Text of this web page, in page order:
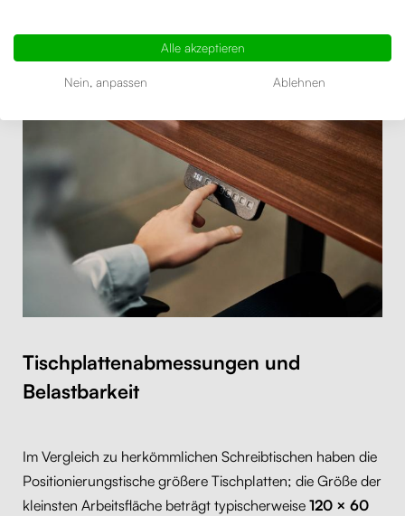
oder weiterer Sachschäden.
Tischplattenabmessungen und
Belastbarkeit
Im Vergleich zu herkömmlichen Schreibtischen haben die
Positionierungstische größere Tischplatten; die Größe der
kleinsten Arbeitsfläche beträgt typischerweise 120 × 60
Alle akzeptieren
Nein, anpassen Ablehnen